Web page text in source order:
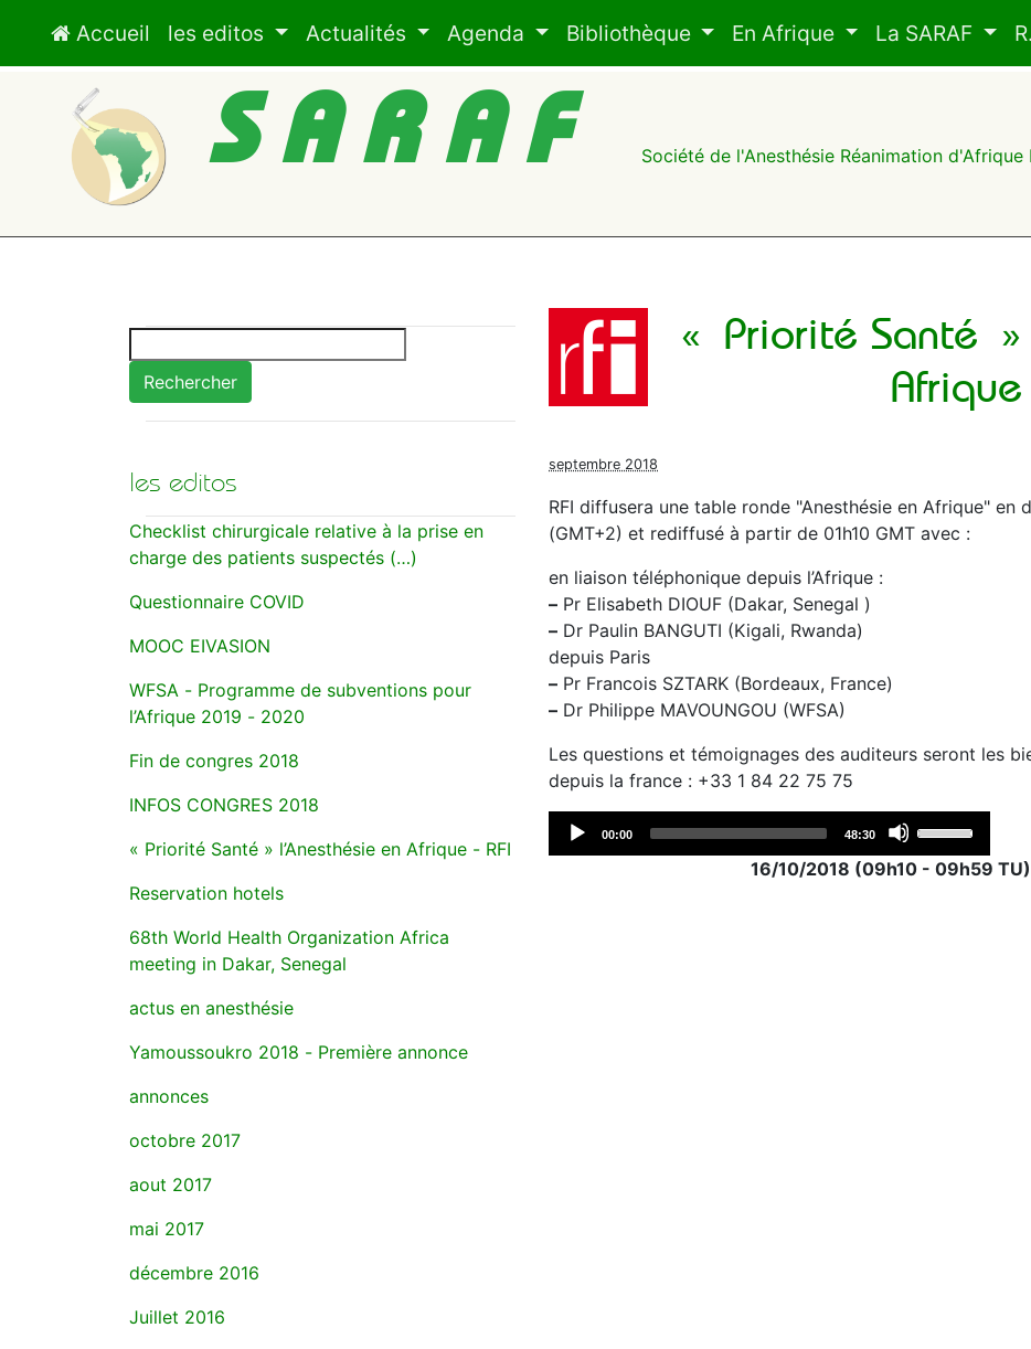
Accueil les editos Actualités Agenda Bibliothèque En Afrique La SARAF
SARAF Société de l'Anesthésie Réanimation d'Afrique
Rechercher
les editos
Checklist chirurgicale relative à la prise en
charge des patients suspectés (…)
Questionnaire COVID
MOOC EIVASION
WFSA - Programme de subventions pour
l’Afrique 2019 - 2020
Fin de congres 2018
INFOS CONGRES 2018
« Priorité Santé » l’Anesthésie en Afrique - RFI
Reservation hotels
68th World Health Organization Africa
meeting in Dakar, Senegal
actus en anesthésie
Yamoussoukro 2018 - Première annonce
annonces
octobre 2017
aout 2017
mai 2017
décembre 2016
Juillet 2016
« Priorité Santé »
Afrique
septembre 2018
RFI diffusera une table ronde "Anesthésie en Afrique" en
(GMT+2) et rediffusé à partir de 01h10 GMT avec :
en liaison téléphonique depuis l’Afrique :
– Pr Elisabeth DIOUF (Dakar, Senegal )
– Dr Paulin BANGUTI (Kigali, Rwanda)
depuis Paris
– Pr Francois SZTARK (Bordeaux, France)
– Dr Philippe MAVOUNGOU (WFSA)
Les questions et témoignages des auditeurs seront les
depuis la france : +33 1 84 22 75 75
Audio
Player
Current
00:00
Total
48:30
Arrow
16/10/2018 (09h10 - 09h59